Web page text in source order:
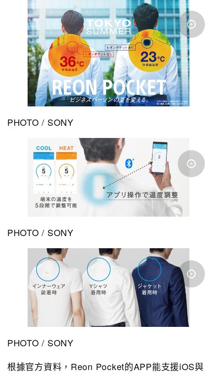
PHOTO / SONY
PHOTO / SONY
PHOTO / SONY
根據官方資料，Reon Pocket的APP能支援iOS與